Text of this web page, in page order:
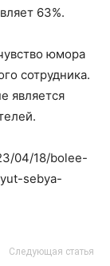
63%.
юмора
сотрудника.
является
04/18/bolee-
sebya-
Следующая статья